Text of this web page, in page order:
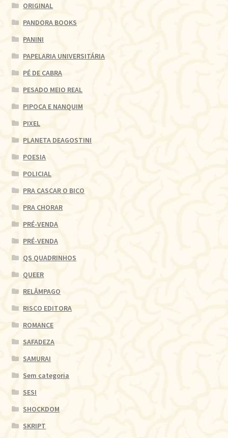
ORIGINAL
PANDORA BOOKS
PANINI
PAPELARIA UNIVERSITÁRIA
PÉ DE CABRA
PESADO MEIO REAL
PIPOCA E NANQUIM
PIXEL
PLANETA DEAGOSTINI
POESIA
POLICIAL
PRA CASCAR O BICO
PRA CHORAR
PRÉ-VENDA
PRÉ-VENDA
QS QUADRINHOS
QUEER
RELÂMPAGO
RISCO EDITORA
ROMANCE
SAFADEZA
SAMURAI
Sem categoria
SESI
SHOCKDOM
SKRIPT